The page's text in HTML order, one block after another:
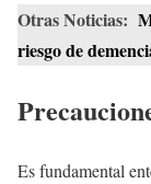
Otras Noticias:
riesgo de
Es fundamental